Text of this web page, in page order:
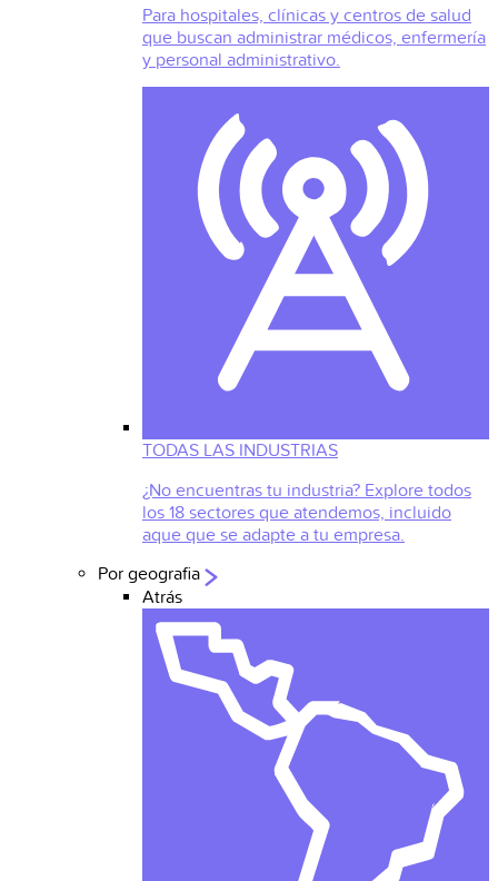
Para hospitales, clínicas y centros de salud
que buscan administrar médicos, enfermería
y personal administrativo.
TODAS LAS INDUSTRIAS
¿No encuentras tu industria? Explore todos
los 18 sectores que atendemos, incluido
aque que se adapte a tu empresa.
Por geografia
Atrás